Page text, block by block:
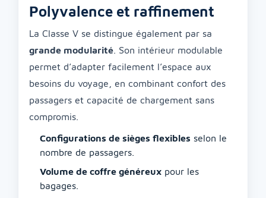
Polyvalence et raffinement
La Classe V se distingue également par sa
grande modularité . Son intérieur modulable
permet d’adapter facilement l’espace aux
besoins du voyage, en combinant confort des
passagers et capacité de chargement sans
compromis.
Configurations de sièges flexibles selon le
nombre de passagers.
Volume de coffre généreux pour les
bagages.